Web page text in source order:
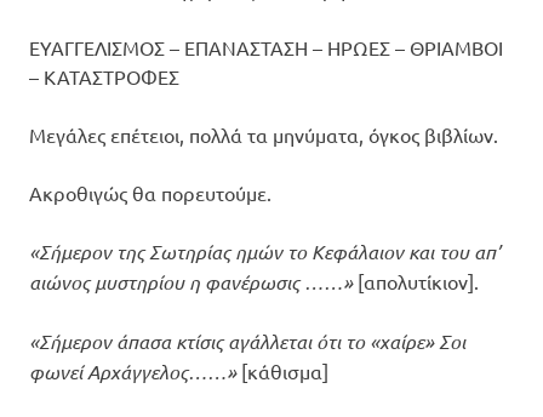
ΕΥΑΓΓΕΛΙΣΜΟΣ – ΕΠΑΝΑΣΤΑΣΗ – ΗΡΩΕΣ – ΘΡΙΑΜΒΟΙ
– ΚΑΤΑΣΤΡΟΦΕΣ
Μεγάλες επέτειοι, πολλά τα μηνύματα, όγκος βιβλίων.
Ακροθιγώς θα πορευτούμε.
«Σήμερον της Σωτηρίας ημών το Κεφάλαιον και του απ’
αιώνος μυστηρίου η φανέρωσις ……» [απολυτίκιον].
«Σήμερον άπασα κτίσις αγάλλεται ότι το «χαίρε» Σοι
φωνεί Αρχάγγελος……»[κάθισμα]